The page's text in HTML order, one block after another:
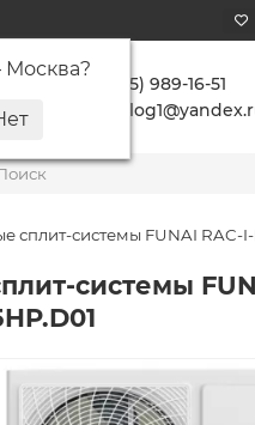
Москва?
+7 (495) 989-16-51
сплит-системы FUNAI RAC-
системы